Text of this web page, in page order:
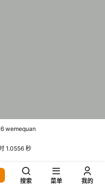
wemequan
1.0556 秒
搜索 菜单 我的